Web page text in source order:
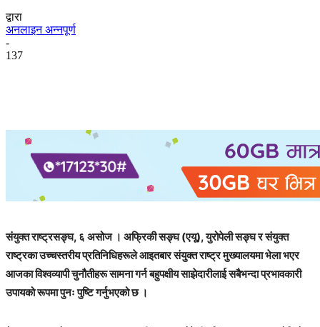
द्वारा
अनलाइन अन्नपूर्ण
-
137
संयुक्त राष्ट्रसङ्घ, ६ असोज । अफ्रिकी सङ्घ (एयू), युरोपेली सङ्घ र संयुक्त
राष्ट्रका उच्चस्तरीय प्रतिनिधिहरूले आइतबार संयुक्त राष्ट्र मुख्यालयमा भेला भएर
आजका विश्वव्यापी चुनौतीहरू सामना गर्न बहुपक्षीय साझेदारीलाई सबैभन्दा प्रभावकारी
उपायको रूपमा पुनः पुष्टि गर्नुभएको छ ।